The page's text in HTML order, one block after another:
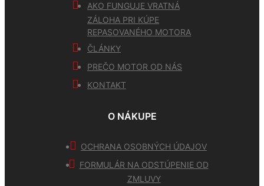
AKO FUNGUJE VRATNÁ
ZÁLOHA PRI KÚPE
REPASOVANÉHO MOTORA
ČLÁNKY
PREČO MOTOR OD NÁS
KONTAKT
O NÁKUPE
OCHRANA OSOBNÝCH ÚDAJOV
FORMULÁR NA ODSTÚPENIE OD
ZMLUVY